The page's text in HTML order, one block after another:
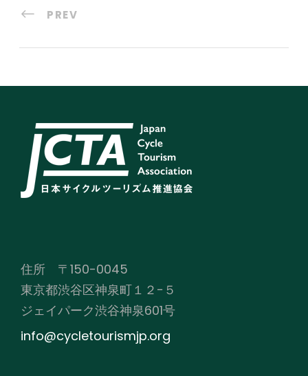
PREV
住所 〒150-0045
東京都渋谷区神泉町１２−５
ジェイパーク渋谷神泉601号
info@cycletourismjp.org